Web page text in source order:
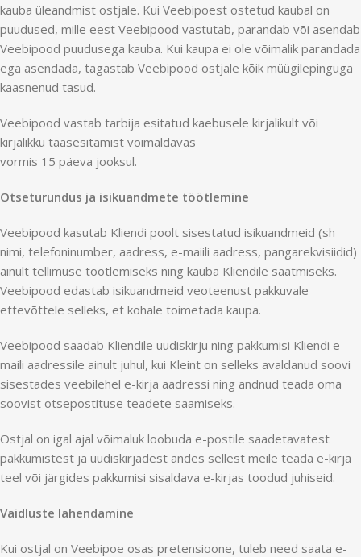
kauba üleandmist ostjale. Kui Veebipoest ostetud kaubal on
puudused, mille eest Veebipood vastutab, parandab või asendab
Veebipood puudusega kauba. Kui kaupa ei ole võimalik parandada
ega asendada, tagastab Veebipood ostjale kõik müügilepinguga
kaasnenud tasud.
Veebipood vastab tarbija esitatud kaebusele kirjalikult või
kirjalikku taasesitamist võimaldavas
vormis 15 päeva jooksul.
Otseturundus ja isikuandmete töötlemine
Veebipood kasutab Kliendi poolt sisestatud isikuandmeid (sh
nimi, telefoninumber, aadress, e-maiili aadress, pangarekvisiidid)
ainult tellimuse töötlemiseks ning kauba Kliendile saatmiseks.
Veebipood edastab isikuandmeid veoteenust pakkuvale
ettevõttele selleks, et kohale toimetada kaupa.
Veebipood saadab Kliendile uudiskirju ning pakkumisi Kliendi e-
maili aadressile ainult juhul, kui Kleint on selleks avaldanud soovi
sisestades veebilehel e-kirja aadressi ning andnud teada oma
soovist otsepostituse teadete saamiseks.
Ostjal on igal ajal võimaluk loobuda e-postile saadetavatest
pakkumistest ja uudiskirjadest andes sellest meile teada e-kirja
teel või järgides pakkumisi sisaldava e-kirjas toodud juhiseid.
Vaidluste lahendamine
Kui ostjal on Veebipoe osas pretensioone, tuleb need saata e-